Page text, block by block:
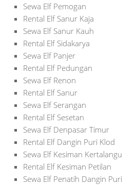
Sewa Elf Pemogan
Rental Elf Sanur Kaja
Sewa Elf Sanur Kauh
Rental Elf Sidakarya
Sewa Elf Panjer
Rental Elf Pedungan
Sewa Elf Renon
Rental Elf Sanur
Sewa Elf Serangan
Rental Elf Sesetan
Sewa Elf Denpasar Timur
Rental Elf Dangin Puri Klod
Sewa Elf Kesiman Kertalangu
Rental Elf Kesiman Petilan
Sewa Elf Penatih Dangin Puri